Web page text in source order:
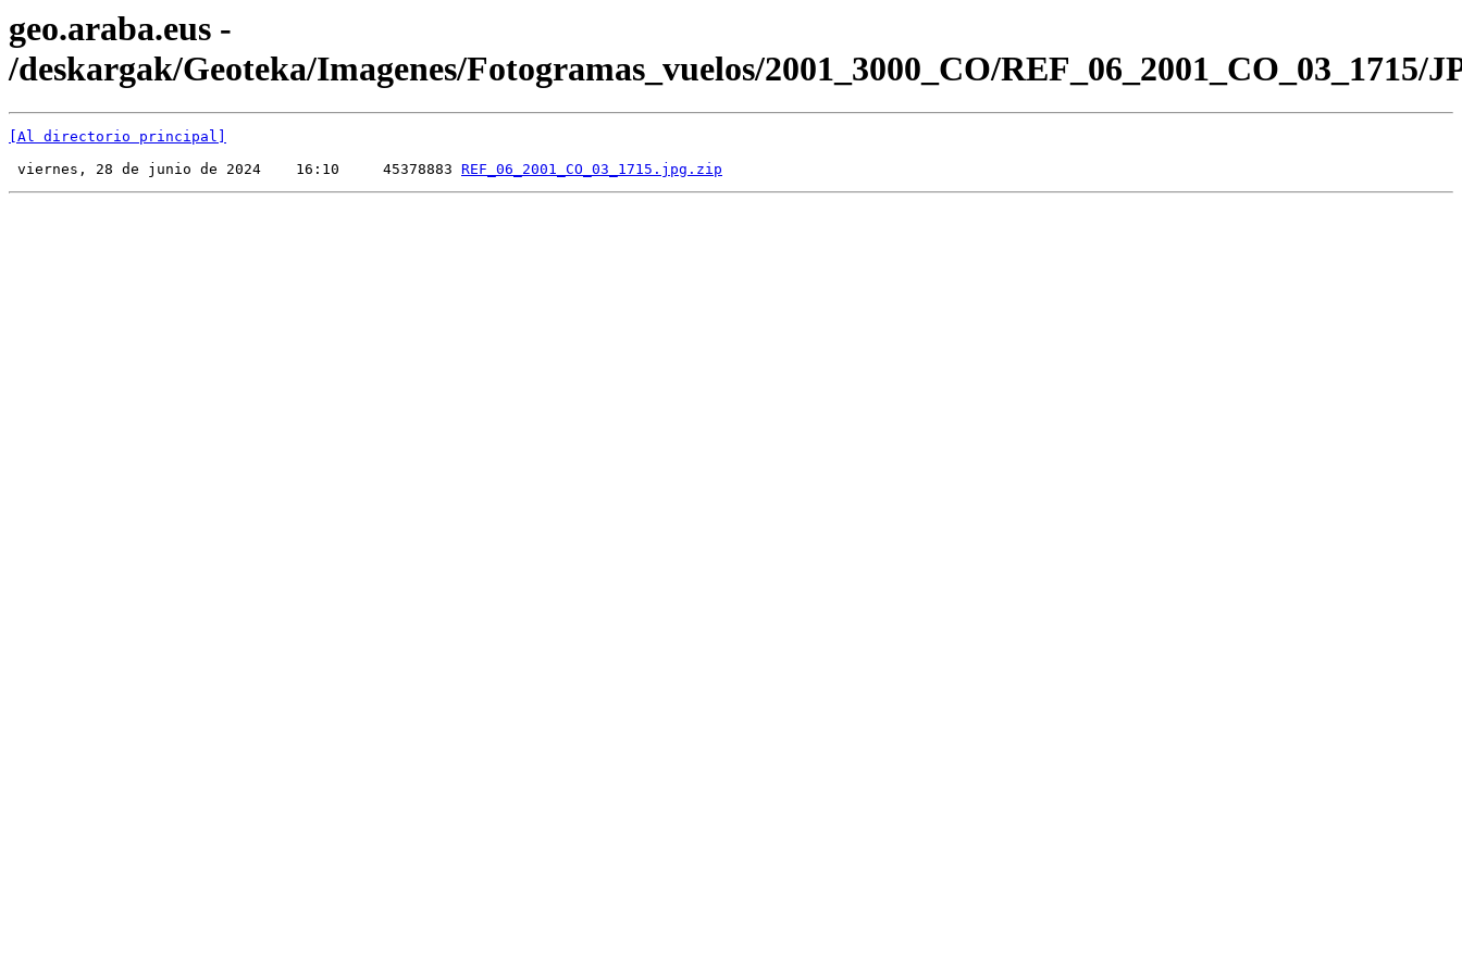
geo.araba.eus -
/deskargak/Geoteka/Imagenes/Fotogramas_vuelos/2001_3000_CO/REF_06_2001_CO_03_1715/
[Al directorio principal]
viernes, 28 de junio de 2024    16:10     45378883 REF_06_2001_CO_03_1715.jpg.zip